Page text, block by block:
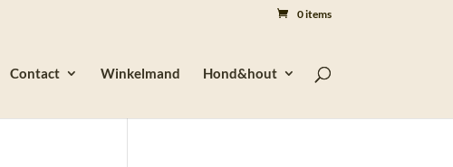
0 items
Contact Winkelmand Hond&hout